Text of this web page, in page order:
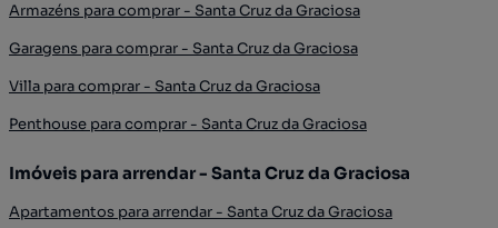
Armazéns para comprar - Santa Cruz da Graciosa
Garagens para comprar - Santa Cruz da Graciosa
Villa para comprar - Santa Cruz da Graciosa
Penthouse para comprar - Santa Cruz da Graciosa
Imóveis para arrendar - Santa Cruz da Graciosa
Apartamentos para arrendar - Santa Cruz da Graciosa